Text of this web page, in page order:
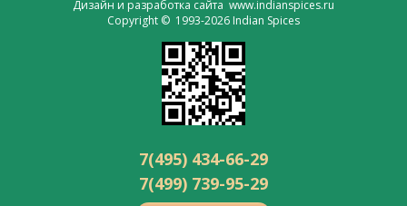
Дизайн и разработка сайта www.indianspices.ru
Copyright © 1993-2026 Indian Spices
7(495) 434-66-29
7(499) 739-95-29